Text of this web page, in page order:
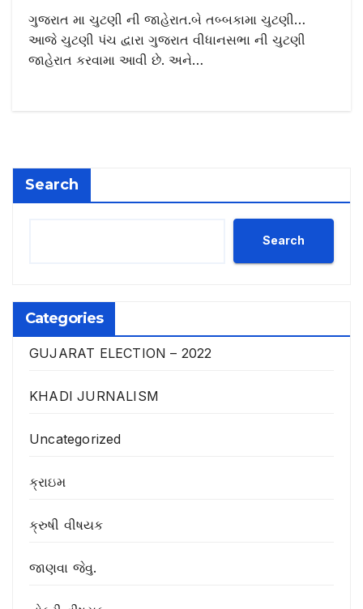
ગુજરાત મા ચુટણી ની જાહેરાત.બે તબ્બકામા ચુટણી…
આજે ચુટણી પંચ દ્વારા ગુજરાત વીધાનસભા ની ચુટણી
જાહેરાત કરવામા આવી છે. અને…
Search
Search
Categories
GUJARAT ELECTION – 2022
KHADI JURNALISM
Uncategorized
ક્રાઇમ
ક્રુષી વીષયક
જાણવા જેવુ.